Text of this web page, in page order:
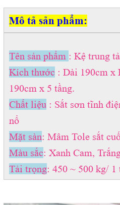
Mô tả sản phẩm:
Tên sản phẩm : Kệ trung
Kích thước : Dài 190cm x
190cm x 5 tầng.
Chất liệu: Sắt sơn tĩnh
nổ
Mặt sàn: Mâm Tole sắt
Màu sắc: Xanh Cam,
Tải trọng: 450 ~ 500 kg/ 1